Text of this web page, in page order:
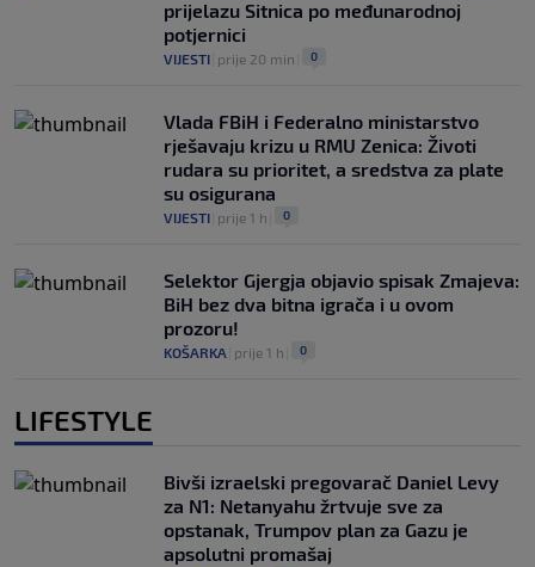
prijelazu Sitnica po međunarodnoj
potjernici
VIJESTI prije 20 min 0
Vlada FBiH i Federalno ministarstvo
rješavaju krizu u RMU Zenica: Životi
rudara su prioritet, a sredstva za plate
su osigurana
VIJESTI prije 1 h 0
Selektor Gjergja objavio spisak Zmajeva:
BiH bez dva bitna igrača i u ovom
prozoru!
KOŠARKA prije 1 h 0
LIFESTYLE
Bivši izraelski pregovarač Daniel Levy
za N1: Netanyahu žrtvuje sve za
opstanak, Trumpov plan za Gazu je
apsolutni promašaj